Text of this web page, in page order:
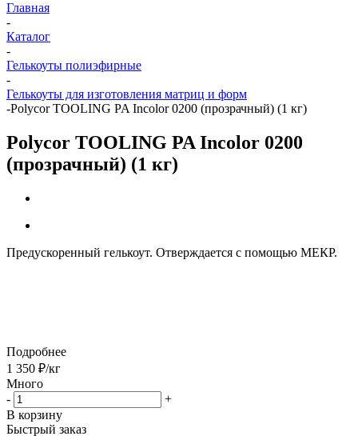
Главная
-
Каталог
-
Гелькоуты полиэфирные
-
Гелькоуты для изготовления матриц и форм
-Polycor TOOLING PA Incolor 0200 (прозрачный) (1 кг)
Polycor TOOLING PA Incolor 0200
(прозрачный) (1 кг)
Предускоренный гелькоут. Отверждается с помощью МЕКР.
Подробнее
1 350 ₽/кг
Много
-
+
В корзину
Быстрый заказ